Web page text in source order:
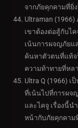
จากภัยคุกคามที่ยิ่
Ultraman
เขาต้องต่อสู้กับไ
เน้นการผจญภัยแ
ค้นหาตัวตนที่แท้จ
ความท้าทายที่หล
Ultra Q (1966) เ
ที่เน้นไปที่การผจ
และไคจู เรื่องนี้
หน้ากับภัยคุกคาม